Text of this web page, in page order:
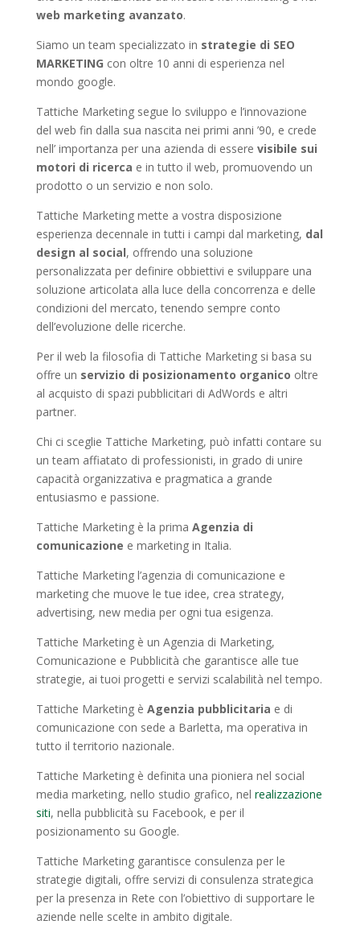
web marketing avanzato.
Siamo un team specializzato in strategie di SEO
MARKETING con oltre 10 anni di esperienza nel
mondo google.
Tattiche Marketing segue lo sviluppo e l’innovazione
del web fin dalla sua nascita nei primi anni ’90, e crede
nell’ importanza per una azienda di essere visibile sui
motori di ricerca e in tutto il web, promuovendo un
prodotto o un servizio e non solo.
Tattiche Marketing mette a vostra disposizione
esperienza decennale in tutti i campi dal marketing, dal
design al social, offrendo una soluzione
personalizzata per definire obbiettivi e sviluppare una
soluzione articolata alla luce della concorrenza e delle
condizioni del mercato, tenendo sempre conto
dell’evoluzione delle ricerche.
Per il web la filosofia di Tattiche Marketing si basa su
offre un servizio di posizionamento organico oltre
al acquisto di spazi pubblicitari di AdWords e altri
partner.
Chi ci sceglie Tattiche Marketing, può infatti contare su
un team affiatato di professionisti, in grado di unire
capacità organizzativa e pragmatica a grande
entusiasmo e passione.
Tattiche Marketing è la prima Agenzia di
comunicazione e marketing in Italia.
Tattiche Marketing l’agenzia di comunicazione e
marketing che muove le tue idee, crea strategy,
advertising, new media per ogni tua esigenza.
Tattiche Marketing è un Agenzia di Marketing,
Comunicazione e Pubblicità che garantisce alle tue
strategie, ai tuoi progetti e servizi scalabilità nel tempo.
Tattiche Marketing è Agenzia pubblicitaria e di
comunicazione con sede a Barletta, ma operativa in
tutto il territorio nazionale.
Tattiche Marketing è definita una pioniera nel social
media marketing, nello studio grafico, nel realizzazione
siti, nella pubblicità su Facebook, e per il
posizionamento su Google.
Tattiche Marketing garantisce consulenza per le
strategie digitali, offre servizi di consulenza strategica
per la presenza in Rete con l’obiettivo di supportare le
aziende nelle scelte in ambito digitale.